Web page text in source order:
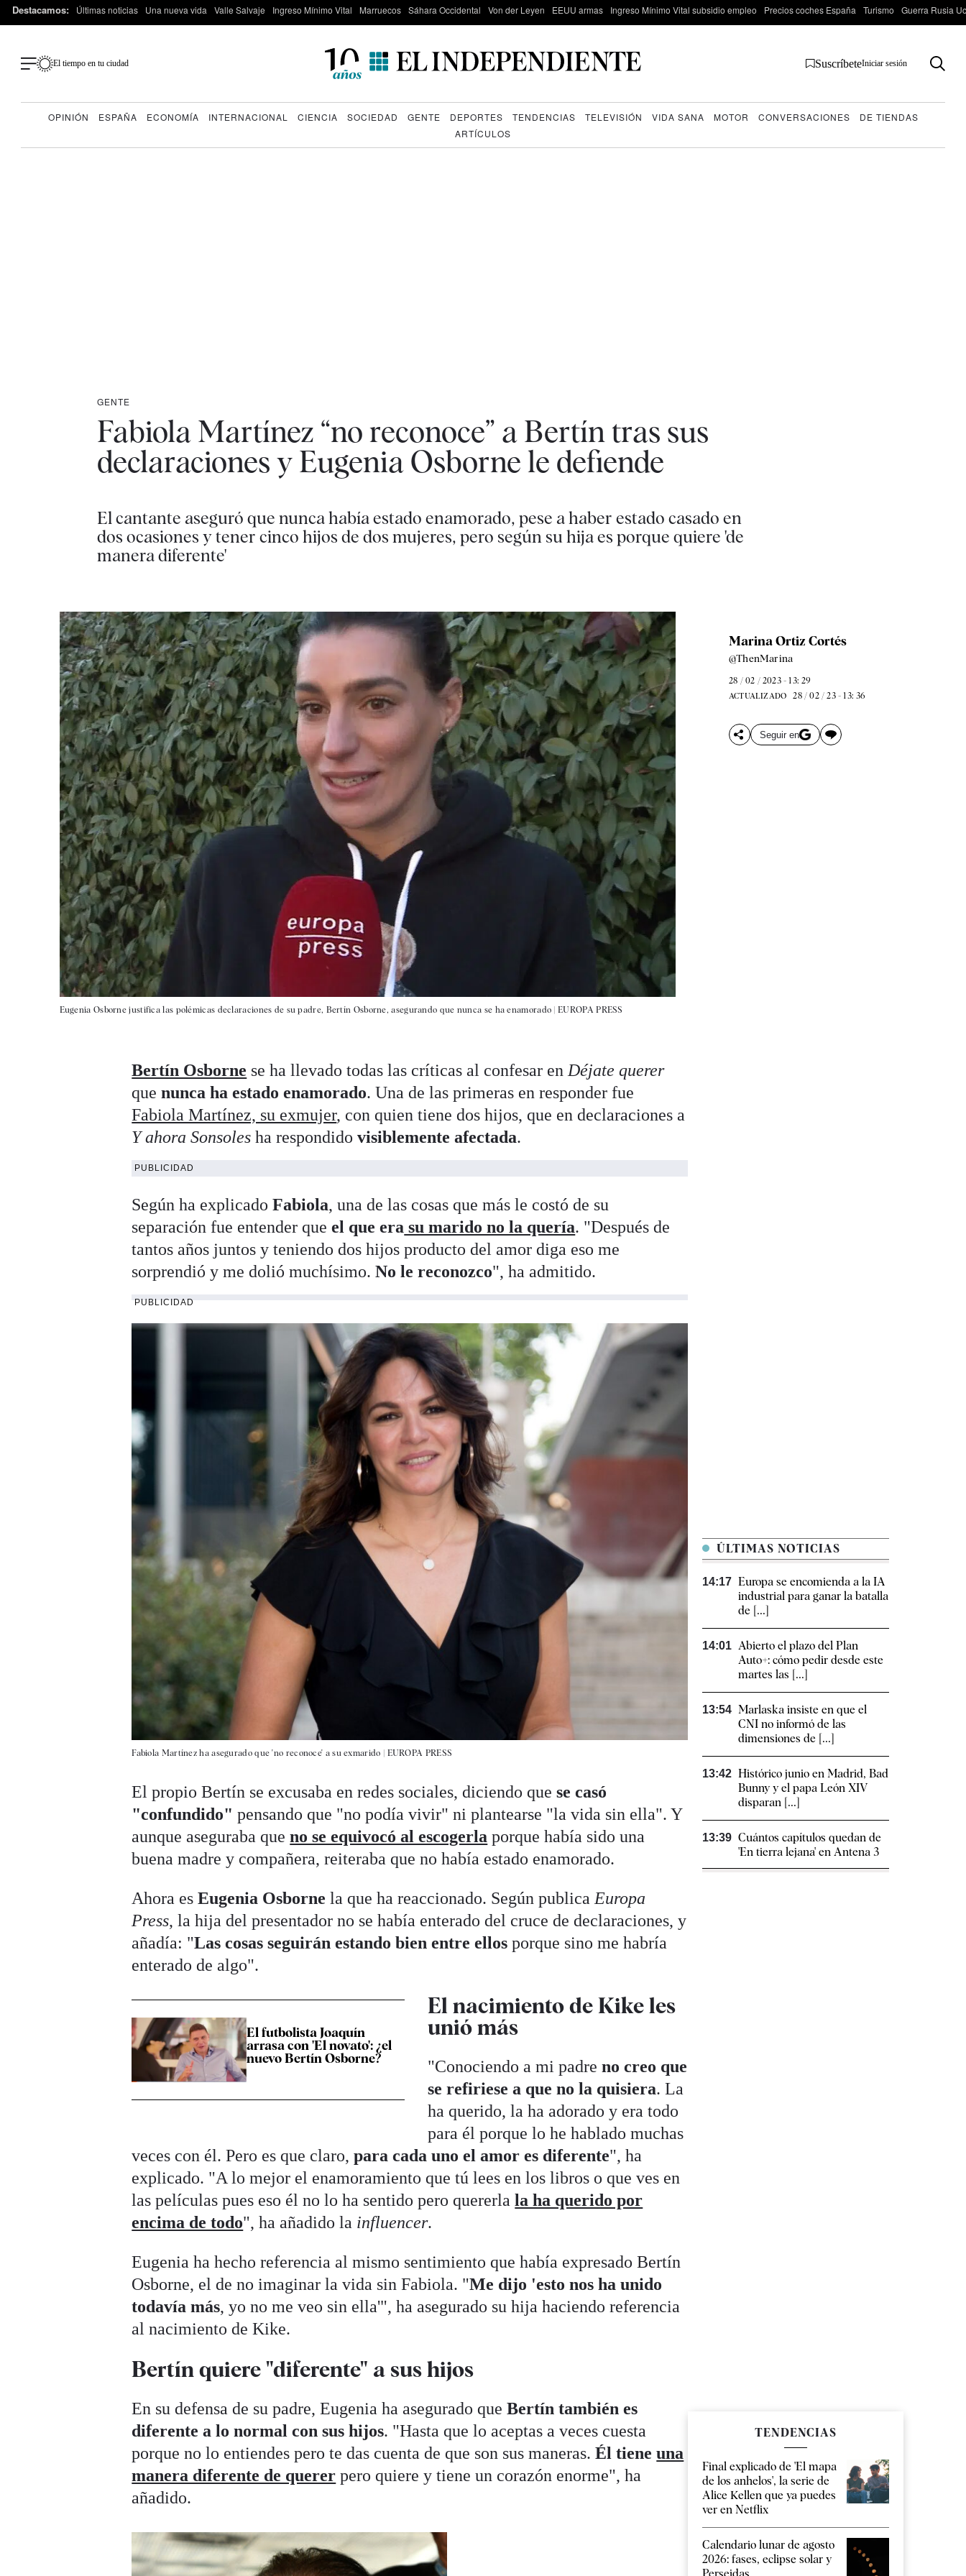
Destacamos: Últimas noticias Una nueva vida Valle Salvaje Ingreso Mínimo Vital Marruecos Sáhara Occidental Von der Leyen EEUU armas Ingreso Mínimo Vital subsidio empleo Precios coches España Turismo Guerra Rusia
El tiempo en tu ciudad SuscríbeteIniciar sesión
OPINIÓN ESPAÑA ECONOMÍA INTERNACIONAL CIENCIA SOCIEDAD GENTE DEPORTES TENDENCIAS TELEVISIÓN VIDA SANA MOTOR CONVERSACIONES
DE TIENDAS
ARTÍCULOS
GENTE
Fabiola Martínez “no reconoce” a Bertín tras sus
declaraciones y Eugenia Osborne le defiende
El cantante aseguró que nunca había estado enamorado, pese a haber estado casado en
dos ocasiones y tener cinco hijos de dos mujeres, pero según su hija es porque quiere 'de
manera diferente'
Eugenia Osborne justifica las polémicas declaraciones de su padre, Bertín Osborne, asegurando que nunca se ha enamorado |EUROPA PRESS
Marina Ortiz Cortés
@ThenMarina
28 / 02 / 2023 - 13: 29
ACTUALIZADO 28 / 02 / 23 - 13: 36
Seguir en
Bertín Osborne se ha llevado todas las críticas al confesar en Déjate querer
quenunca ha estado enamorado. Una de las primeras en responder fue
Fabiola Martínez, su exmujer, con quien tiene dos hijos, que en declaraciones a
Y ahora Sonsoles ha respondidovisiblemente afectada.
PUBLICIDAD
Según ha explicadoFabiola, una de las cosas que más le costó de su
separación fue entender queel que era su marido no la quería. "Después de
tantos años juntos y teniendo dos hijos producto del amor diga eso me
sorprendió y me dolió muchísimo.No le reconozco", ha admitido.
PUBLICIDAD
Fabiola Martínez ha asegurado que 'no reconoce' a su exmarido | EUROPA PRESS
El propio Bertín se excusaba en redes sociales, diciendo quese casó
"confundido" pensando que "no podía vivir" ni plantearse "la vida sin ella". Y
aunque aseguraba queno se equivocó al escogerla porque había sido una
buena madre y compañera, reiteraba que no había estado enamorado.
Ahora esEugenia Osborne la que ha reaccionado. Según publica Europa
Press, la hija del presentador no se había enterado del cruce de declaraciones, y
añadía: "Las cosas seguirán estando bien entre ellos porque sino me habría
enterado de algo".
El futbolista Joaquín
arrasa con 'El novato': ¿el
nuevo Bertín Osborne?
El nacimiento de Kike les
unió más
"Conociendo a mi padreno creo que
se refiriese a que no la quisiera. La
ha querido, la ha adorado y era todo
para él porque lo he hablado muchas
veces con él. Pero es que claro,para cada uno el amor es diferente", ha
explicado. "A lo mejor el enamoramiento que tú lees en los libros o que ves en
las películas pues eso él no lo ha sentido pero quererlala ha querido por
encima de todo", ha añadido la influencer.
Eugenia ha hecho referencia al mismo sentimiento que había expresado Bertín
Osborne, el de no imaginar la vida sin Fabiola. "Me dijo 'esto nos ha unido
todavía más, yo no me veo sin ella'", ha asegurado su hija haciendo referencia
al nacimiento de Kike.
Bertín quiere "diferente" a sus hijos
En su defensa de su padre, Eugenia ha asegurado queBertín también es
diferente a lo normal con sus hijos. "Hasta que lo aceptas a veces cuesta
porque no lo entiendes pero te das cuenta de que son sus maneras.Él tieneuna
manera diferente de querer pero quiere y tiene un corazón enorme", ha
añadido.
ÚLTIMAS NOTICIAS
14:17 Europa se encomienda a la IA
industrial para ganar la batalla
de [...]
14:01 Abierto el plazo del Plan
Auto+: cómo pedir desde este
martes las [...]
13:54 Marlaska insiste en que el
CNI no informó de las
dimensiones de [...]
13:42 Histórico junio en Madrid, Bad
Bunny y el papa León XIV
disparan [...]
13:39 Cuántos capítulos quedan de
'En tierra lejana' en Antena 3
TENDENCIAS
Final explicado de 'El mapa
de los anhelos', la serie de
Alice Kellen que ya puedes
ver en Netflix
Calendario lunar de agosto
2026: fases, eclipse solar y